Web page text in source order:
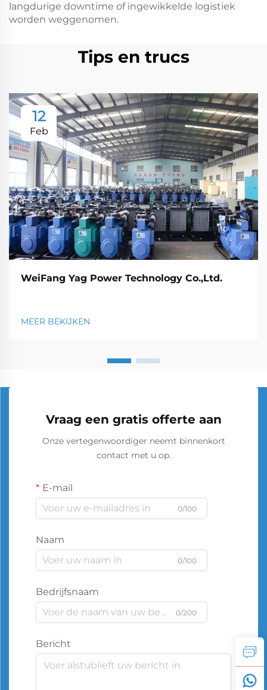
langdurige downtime of ingewikkelde logistiek
worden weggenomen.
Tips en trucs
12
Feb
WeiFang Yag Power Technology Co.,Ltd.
MEER BEKIJKEN
Vraag een gratis offerte aan
Onze vertegenwoordiger neemt binnenkort
contact met u op.
E-mail
0/100
Naam
0/100
Bedrijfsnaam
0/200
Bericht